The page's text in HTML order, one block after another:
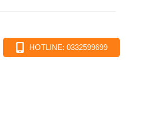
HOTLINE: 0332599699